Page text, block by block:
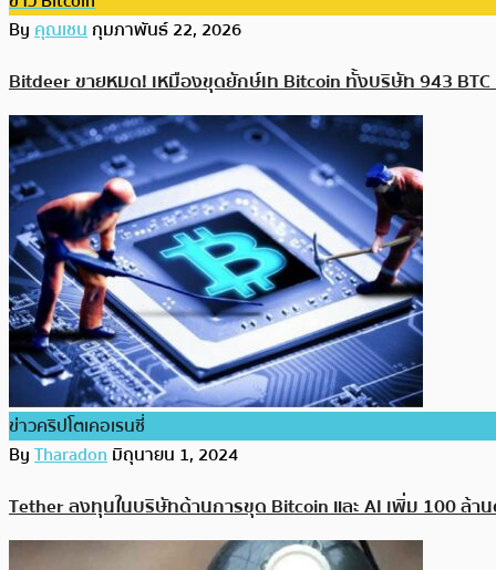
Byคุณเชนกุมภาพันธ์ 22, 2026
Bitdeer ขายหมด! เหมืองขุดยักษ์เท Bitcoin ทั้งบริษัท 943
ข่าวคริปโตเคอเรนซี่
ByTharadonมิถุนายน 1, 2024
Tether ลงทุนในบริษัทด้านการขุด Bitcoin และ AI เพิ่ม 100 ล้า